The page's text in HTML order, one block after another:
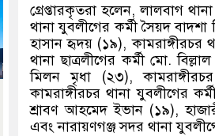
গ্রেপ্তারকৃতরা হলেন, লালবাগ
থানা যুবলীগের কর্মী সৈয়দ বাদশা
হাসান হৃদয় (১৯), কামরাঙ্গীরচর
থানা ছাত্রলীগের কর্মী মো.
মিলন মৃধা (২৩),
কামরাঙ্গীরচর থানা যুবলীগের
শ্রাবণ আহমেদ ইভান (১৯),
এবং নারায়ণগঞ্জ সদর থানা